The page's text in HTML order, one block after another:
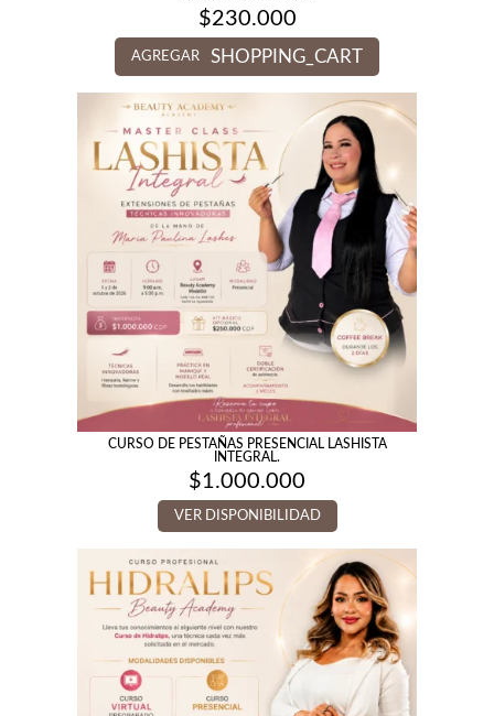
$230.000
AGREGAR SHOPPING_CART
CURSO DE PESTAÑAS PRESENCIAL LASHISTA
INTEGRAL.
$1.000.000
VER DISPONIBILIDAD